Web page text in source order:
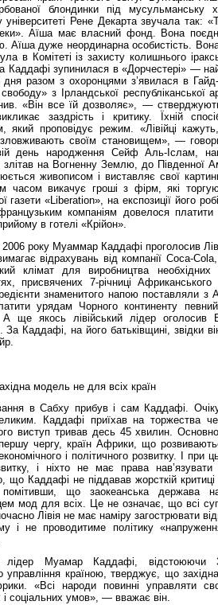
блондинки під мусульманську
університеті Рене Декарта звучала так:
Аїша має власний фонд. Вона
Аїша дуже неординарна особистість.
в Комітеті із захисту колишнього
Каддафі зупинилася в «Дорчестері» —
дня разом з охоронцями з’явилася в
з Ірландської республіканської
«Він все їй дозволяє», —
заздрість і критику. Їхній
який проповідує режим. «Лівійці
своїм становищем», —
день народження Сейф Аль-Іслам,
злітав на Вогненну Землю, до Південної
живописом і виставляє свої
часом викачує гроші з фірм, які
газети «Liberation», на експозиції його
компаніям довелося платити
в готелі «Крійон».
2006 року Муаммар Каддафі проголосив
відрахувань від компанії Coca-
клімат для виробництва необхідних
присвячених 7-річниці
знаменитого напою поставляли
урядам Чорного континенту
ще якось лівійський лідер оголосив
За Каддафі, на його батьківщині, звідки
модель не для всіх країн
в Сабху прибув і сам Каддафі.
Каддафі приїхав на торжества
виступ тривав десь 45 хвилин.
чергу, країн Африки, що
і політичного розвитку. І
і ніхто не має права
що Каддафі не піддавав жорсткій
помітивши, що заокеанська держава
мод для всіх. Це не означає, що всі
Лівія не має наміру загострювати
і не проводитиме політику
лідер Муамар Каддафі, відстоюючи
управління країною, тверджує, що
«Всі народи повинні управляти
і соціальних умов», — вважає він.